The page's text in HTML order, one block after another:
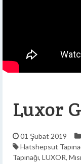
Luxor
01 Şubat 2019
Hatshepsut
Tapınağı, LUXOR,